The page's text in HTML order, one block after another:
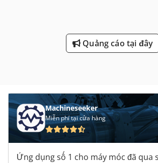
Quảng cáo tại đây
Machineseeker
Miễn phí tại cửa hàng
Ứng dụng số 1 cho máy móc đã qua